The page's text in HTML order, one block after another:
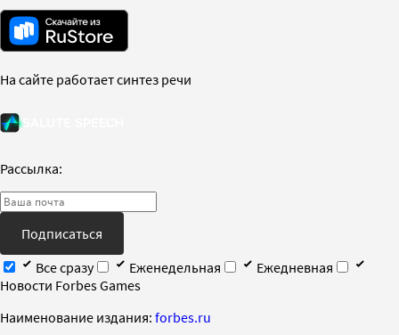
На сайте работает синтез речи
Рассылка:
Подписаться
Все сразу
Еженедельная
Ежедневная
Новости Forbes Games
Наименование издания: forbes.ru